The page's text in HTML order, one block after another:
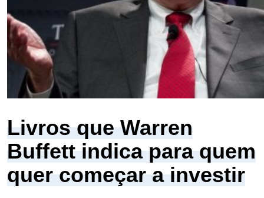
Livros que Warren
Buffett indica para quem
quer começar a investir